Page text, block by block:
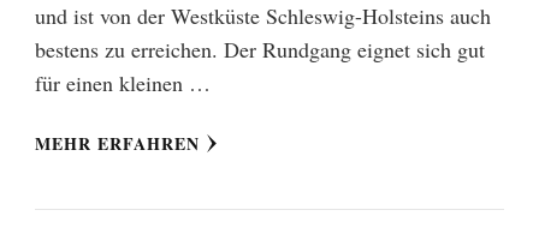
und ist von der Westküste Schleswig-Holsteins auch
bestens zu erreichen. Der Rundgang eignet sich gut
für einen kleinen …
MEHR ERFAHREN